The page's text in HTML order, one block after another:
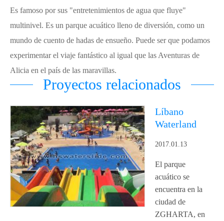
Es famoso por sus "entretenimientos de agua que fluye"
multinivel. Es un parque acuático lleno de diversión, como un
mundo de cuento de hadas de ensueño. Puede ser que podamos
experimentar el viaje fantástico al igual que las Aventuras de
Alicia en el país de las maravillas.
Proyectos relacionados
Líbano
Waterland
2017.01.13
El parque
acuático se
encuentra en la
ciudad de
ZGHARTA, en